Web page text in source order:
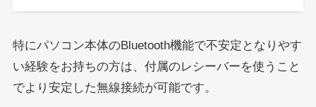
特にパソコン本体のBluetooth機能で不安定となりやす
い経験をお持ちの方は、付属のレシーバーを使うこと
でより安定した無線接続が可能です。